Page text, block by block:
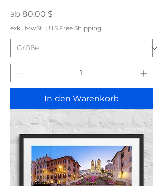
ab 80,00 $
Sale-Preis
exkl. MwSt. | US Free Shipping
In den Warenkorb